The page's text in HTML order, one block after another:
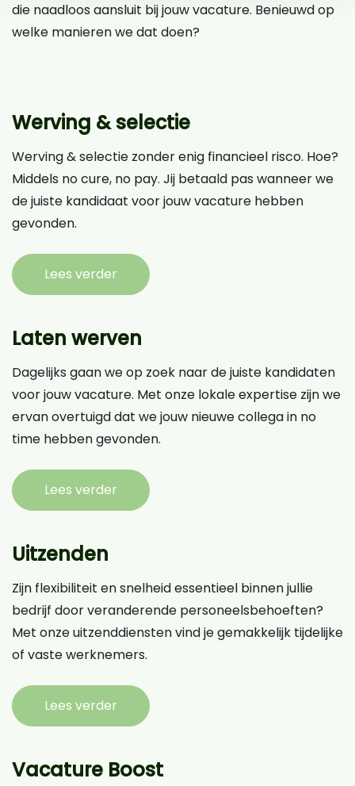
die naadloos aansluit bij jouw vacature. Benieuwd op
welke manieren we dat doen?
Werving & selectie
Werving & selectie zonder enig financieel risco. Hoe?
Middels no cure, no pay. Jij betaald pas wanneer we
de juiste kandidaat voor jouw vacature hebben
gevonden.
Lees verder
Laten werven
Dagelijks gaan we op zoek naar de juiste kandidaten
voor jouw vacature. Met onze lokale expertise zijn we
ervan overtuigd dat we jouw nieuwe collega in no
time hebben gevonden.
Lees verder
Uitzenden
Zijn flexibiliteit en snelheid essentieel binnen jullie
bedrijf door veranderende personeelsbehoeften?
Met onze uitzenddiensten vind je gemakkelijk tijdelijke
of vaste werknemers.
Lees verder
Vacature Boost